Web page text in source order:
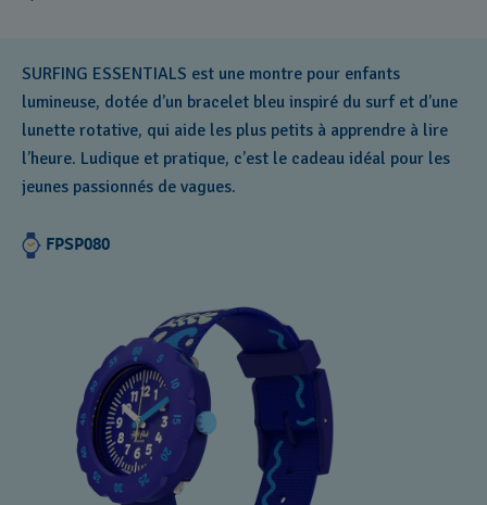
SURFING ESSENTIALS est une montre pour enfants
lumineuse, dotée d’un bracelet bleu inspiré du surf et d’une
lunette rotative, qui aide les plus petits à apprendre à lire
l’heure. Ludique et pratique, c’est le cadeau idéal pour les
jeunes passionnés de vagues.
FPSP080